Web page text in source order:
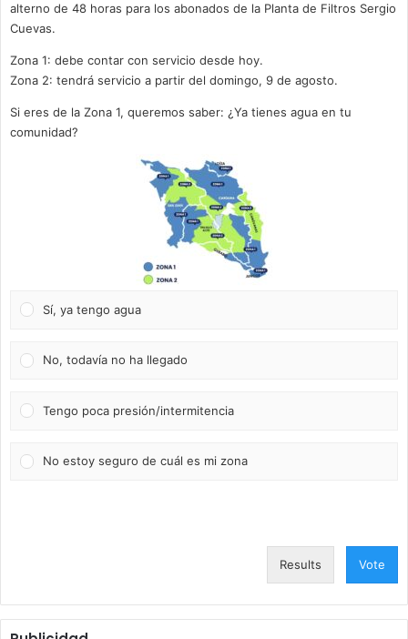
alterno de 48 horas para los abonados de la Planta de Filtros Sergio
Cuevas.
Zona 1: debe contar con servicio desde hoy.
Zona 2: tendrá servicio a partir del domingo, 9 de agosto.
Si eres de la Zona 1, queremos saber: ¿Ya tienes agua en tu
comunidad?
Sí, ya tengo agua
No, todavía no ha llegado
Tengo poca presión/intermitencia
No estoy seguro de cuál es mi zona
Results Vote